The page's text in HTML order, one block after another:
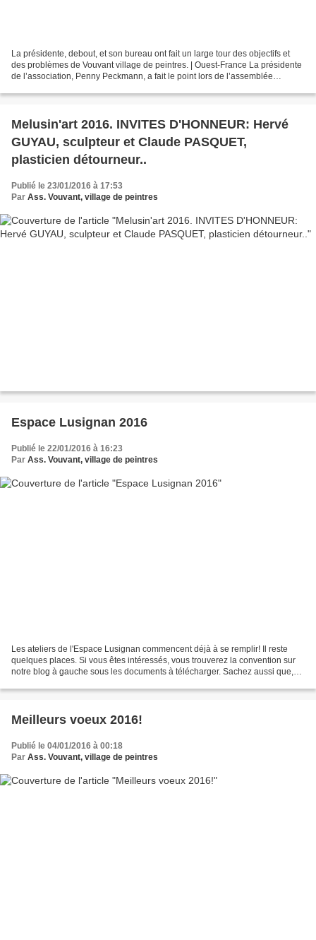
La présidente, debout, et son bureau ont fait un large tour des objectifs et
des problèmes de Vouvant village de peintres. | Ouest-France La présidente
de l’association, Penny Peckmann, a fait le point lors de l’assemblée
Melusin'art 2016. INVITES D'HONNEUR: Hervé
GUYAU, sculpteur et Claude PASQUET,
plasticien détourneur..
Publié le 23/01/2016 à 17:53
Par Ass. Vouvant, village de peintres
Espace Lusignan 2016
Publié le 22/01/2016 à 16:23
Par Ass. Vouvant, village de peintres
Les ateliers de l'Espace Lusignan commencent déjà à se remplir! Il reste
quelques places. Si vous êtes intéressés, vous trouverez la convention sur
notre blog à gauche sous les documents à télécharger. Sachez aussi que,
Meilleurs voeux 2016!
Publié le 04/01/2016 à 00:18
Par Ass. Vouvant, village de peintres